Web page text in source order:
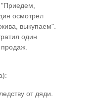
осмотрел
выкупаем".
один
от дяди.